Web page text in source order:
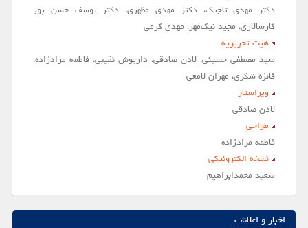
دکتر مهدی تاجیک، دکتر مهدی مظهری، دکتر یوسف حسن پور
کارسالاری، مجید نیک‌مهر، مهدی کرمی
هیت تحریریه
سید مصطفی حسینی، لادن صادقی، داریوش نقیبی، فاطمه مرادزاده،
فائزه شکری، مهران لامعی
ویراستار
لادن صادقي
طراحی
فاطمه مرادزاده
نسخه الکترونیکی
سعيد محمدابراهيم
اخبار و اعلانات